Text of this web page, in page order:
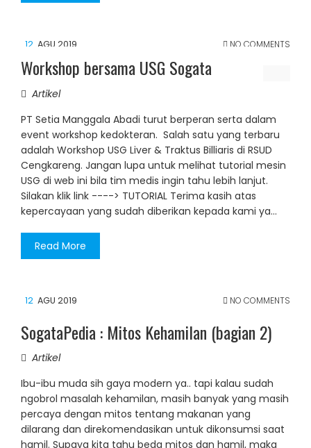
12 AGU 2019 NO COMMENTS
Workshop bersama USG Sogata
Artikel
PT Setia Manggala Abadi turut berperan serta dalam
event workshop kedokteran. Salah satu yang terbaru
adalah Workshop USG Liver & Traktus Billiaris di RSUD
Cengkareng. Jangan lupa untuk melihat tutorial mesin
USG di web ini bila tim medis ingin tahu lebih lanjut.
Silakan klik link ----> TUTORIAL Terima kasih atas
kepercayaan yang sudah diberikan kepada kami ya...
Read More
12 AGU 2019 NO COMMENTS
SogataPedia : Mitos Kehamilan (bagian 2)
Artikel
Ibu-ibu muda sih gaya modern ya.. tapi kalau sudah
ngobrol masalah kehamilan, masih banyak yang masih
percaya dengan mitos tentang makanan yang
dilarang dan direkomendasikan untuk dikonsumsi saat
hamil. Supaya kita tahu beda mitos dan hamil, maka